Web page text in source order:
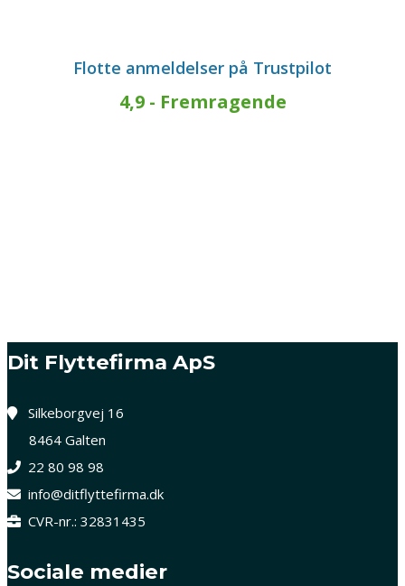
Flotte anmeldelser på Trustpilot
4,9 - Fremragende
Dit Flyttefirma ApS
Silkeborgvej 16
8464 Galten
22 80 98 98
info@ditflyttefirma.dk
CVR-nr.: 32831435
Sociale medier